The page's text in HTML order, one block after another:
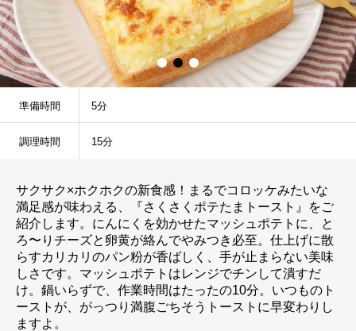
準備時間 5分
調理時間 15分
サクサク×ホクホクの新食感！まるでコロッケみたいな
満足感が味わえる、『さくさくポテたまトースト』をご
紹介します。にんにくを効かせたマッシュポテトに、と
ろ〜りチーズと卵黄が絡んでやみつき必至。仕上げに散
らすカリカリのパン粉が香ばしく、手が止まらない美味
しさです。マッシュポテトはレンジでチンして潰すだ
け。鍋いらずで、作業時間はたったの10分。いつものト
ーストが、がっつり満腹ごちそうトーストに早変わりし
ますよ。